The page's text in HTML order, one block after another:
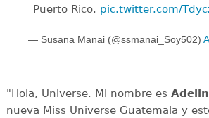
Puerto Rico. pic.twitter.com/
— Susana Manai (@ssmanai_Soy502)
"Hola, Universe. Mi nombre es
nueva Miss Universe Guatemala y